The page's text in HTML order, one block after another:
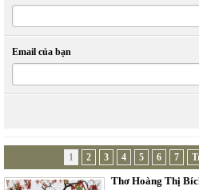
Email của bạn
1 2 3 4 5 6 7
Thơ Hoàng Thị